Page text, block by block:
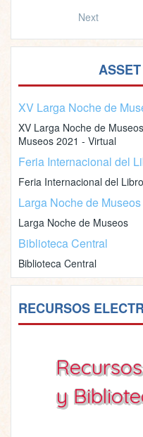
Next
XV Larga Noche de
XV Larga Noche de
Museos 2021 - Virtual
Feria Internacional del
Feria Internacional del
Larga Noche de Museos
Larga Noche de Museos
Biblioteca Central
Biblioteca Central
y